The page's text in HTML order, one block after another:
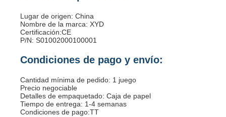
Lugar de origen: China
Nombre de la marca: XYD
Certificación:CE
P/N: S01002000100001
Condiciones de pago y envío:
Cantidad mínima de pedido: 1 juego
Precio negociable
Detalles de empaquetado: Caja de papel
Tiempo de entrega: 1-4 semanas
Condiciones de pago:TT